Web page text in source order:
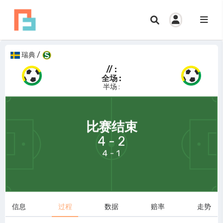
瑞典/
// :
全场 :
半场 :
比赛结束
4 - 2
4 - 1
信息 过程 数据 赔率 走势